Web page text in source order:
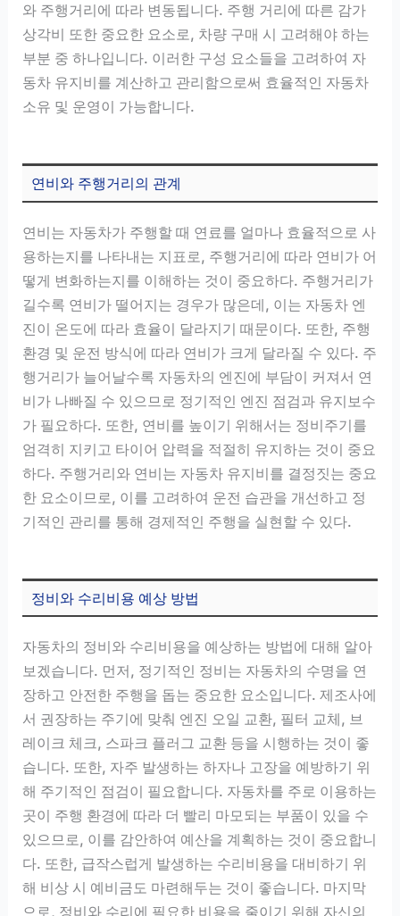
와 주행거리에 따라 변동됩니다. 주행 거리에 따른 감가
상각비 또한 중요한 요소로, 차량 구매 시 고려해야 하는
부분 중 하나입니다. 이러한 구성 요소들을 고려하여 자
동차 유지비를 계산하고 관리함으로써 효율적인 자동차
소유 및 운영이 가능합니다.
연비와 주행거리의 관계
연비는 자동차가 주행할 때 연료를 얼마나 효율적으로 사
용하는지를 나타내는 지표로, 주행거리에 따라 연비가 어
떻게 변화하는지를 이해하는 것이 중요하다. 주행거리가
길수록 연비가 떨어지는 경우가 많은데, 이는 자동차 엔
진이 온도에 따라 효율이 달라지기 때문이다. 또한, 주행
환경 및 운전 방식에 따라 연비가 크게 달라질 수 있다. 주
행거리가 늘어날수록 자동차의 엔진에 부담이 커져서 연
비가 나빠질 수 있으므로 정기적인 엔진 점검과 유지보수
가 필요하다. 또한, 연비를 높이기 위해서는 정비주기를
엄격히 지키고 타이어 압력을 적절히 유지하는 것이 중요
하다. 주행거리와 연비는 자동차 유지비를 결정짓는 중요
한 요소이므로, 이를 고려하여 운전 습관을 개선하고 정
기적인 관리를 통해 경제적인 주행을 실현할 수 있다.
정비와 수리비용 예상 방법
자동차의 정비와 수리비용을 예상하는 방법에 대해 알아
보겠습니다. 먼저, 정기적인 정비는 자동차의 수명을 연
장하고 안전한 주행을 돕는 중요한 요소입니다. 제조사에
서 권장하는 주기에 맞춰 엔진 오일 교환, 필터 교체, 브
레이크 체크, 스파크 플러그 교환 등을 시행하는 것이 좋
습니다. 또한, 자주 발생하는 하자나 고장을 예방하기 위
해 주기적인 점검이 필요합니다. 자동차를 주로 이용하는
곳이 주행 환경에 따라 더 빨리 마모되는 부품이 있을 수
있으므로, 이를 감안하여 예산을 계획하는 것이 중요합니
다. 또한, 급작스럽게 발생하는 수리비용을 대비하기 위
해 비상 시 예비금도 마련해두는 것이 좋습니다. 마지막
으로, 정비와 수리에 필요한 비용을 줄이기 위해 자신의